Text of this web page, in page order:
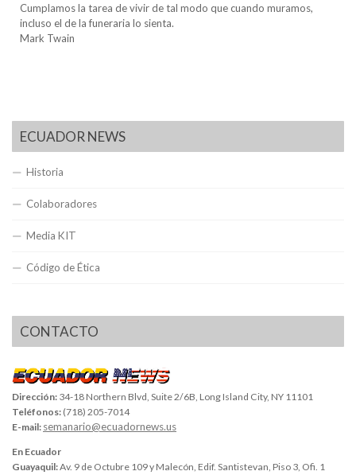
Cumplamos la tarea de vivir de tal modo que cuando muramos,
incluso el de la funeraria lo sienta.
Mark Twain
ECUADOR NEWS
Historia
Colaboradores
Media KIT
Código de Ética
CONTACTO
Dirección: 34-18 Northern Blvd, Suite 2/6B, Long Island City, NY 11101
Teléfonos: (718) 205-7014
E-mail: semanario@ecuadornews.us
En Ecuador
Guayaquil:Av. 9 de Octubre 109 y Malecón, Edif. Santistevan, Piso 3, Ofi. 1